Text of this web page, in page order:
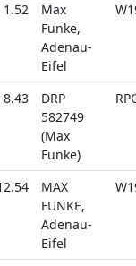
1.52
Max
Funke,
Adenau-
Eifel
8.43
DRP
582749
(Max
Funke)
MAX
FUNKE,
Adenau-
Eifel